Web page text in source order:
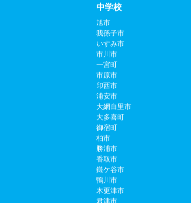
中学校
旭市
我孫子市
いすみ市
市川市
一宮町
市原市
印西市
浦安市
大網白里市
大多喜町
御宿町
柏市
勝浦市
香取市
鎌ケ谷市
鴨川市
木更津市
君津市